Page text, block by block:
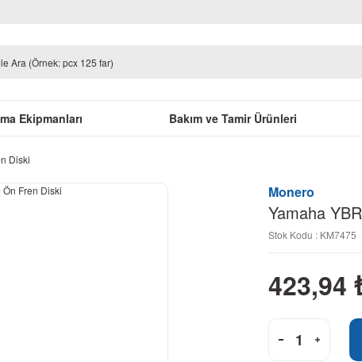
Ekipmanları Bakım ve Tamir Ürünleri
Diski
Monero
Yamaha
Stok Kodu : KM7475
423,94